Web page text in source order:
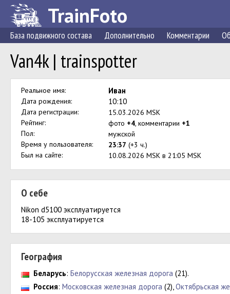
TrainFoto
База подвижного состава Дополнительно Комментарии
Van4k | trainspotter
Реальное имя: Иван
Дата рождения: 10:10
Дата регистрации:
15.03.2026 MSK
Рейтинг:
фото +4, комментарии +1
Пол:
мужской
Время у пользователя:
23:37 (+3 ч.)
Был на сайте:
10.08.2026 MSK в 21:05 MSK
О себе
Nikon d5100 эксплуатируется
18-105 эксплуатируется
География
Беларусь: Белорусская железная дорога (21).
Россия: Московская железная дорога (2),Октябрьская